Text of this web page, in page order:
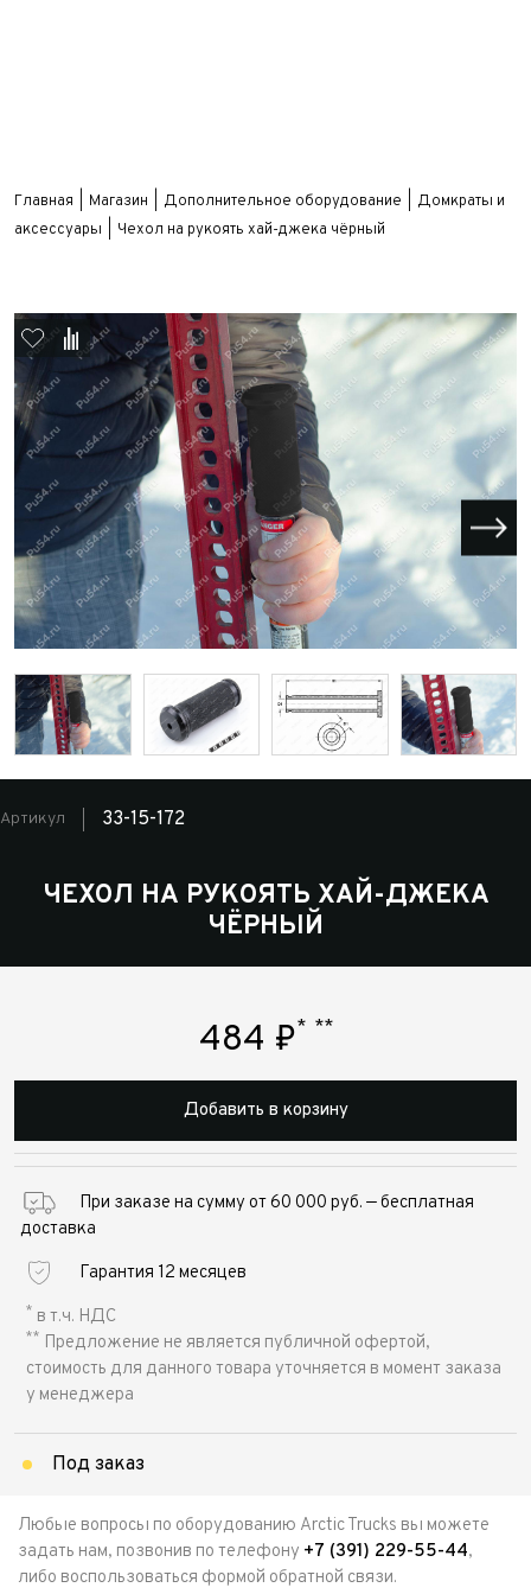
Главная Магазин Дополнительное оборудование
Домкраты и
аксессуары
Чехол на рукоять хай-джека чёрный
Артикул 33-15-172
ЧЕХОЛ НА РУКОЯТЬ ХАЙ-ДЖЕКА
ЧЁРНЫЙ
484 ₽* **
Добавить в корзину
При заказе на сумму от 60 000 руб. — бесплатная
доставка
Гарантия 12 месяцев
* в т.ч. НДС
** Предложение не является публичной офертой,
стоимость для данного товара уточняется в момент заказа
у менеджера
Под заказ
Любые вопросы по оборудованию Arctic Trucks вы можете
задать нам, позвонив по телефону +7 (391) 229-55-44,
либо воспользоваться формой обратной связи.